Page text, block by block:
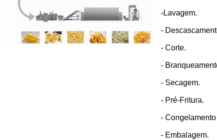
-Lavagem.
-
- Corte.
-
- Secagem.
- Pré-Fritura.
-
- Embalagem.